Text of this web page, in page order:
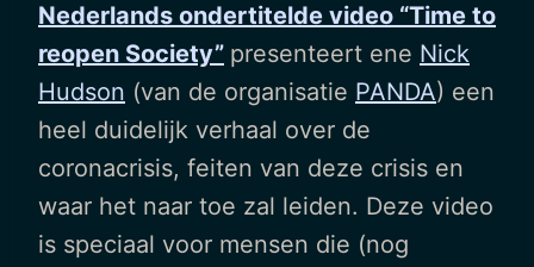
Nederlands ondertitelde video “Time to
reopen Society” presenteert ene Nick
Hudson (van de organisatie PANDA) een
heel duidelijk verhaal over de
coronacrisis, feiten van deze crisis en
waar het naar toe zal leiden. Deze video
is speciaal voor mensen die (nog